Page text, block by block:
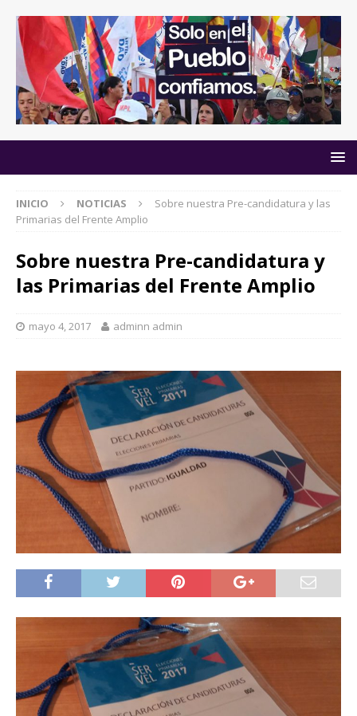
INICIO NOTICIAS
Sobre nuestra Pre-candidatura y las
Primarias del Frente Amplio
Sobre nuestra Pre-candidatura y
las Primarias del Frente Amplio
mayo 4, 2017 adminn admin